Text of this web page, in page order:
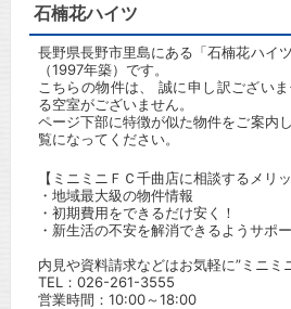
石楠花ハイツ
長野県長野市里島にある「石楠花ハイ
（1997年築）です。
こちらの物件は、 誠に申し訳ござい
る空室がございません。
ページ下部に特徴が似た物件をご案内
覧になってください。
【ミニミニＦＣ千曲店に相談するメリッ
・地域最大級の物件情報
・初期費用をできるだけ安く！
・新生活の不安を解消できるようサポ
内見や資料請求などはお気軽に”ミニミ
TEL： 026-261-3555
営業時間：10:00～18:00